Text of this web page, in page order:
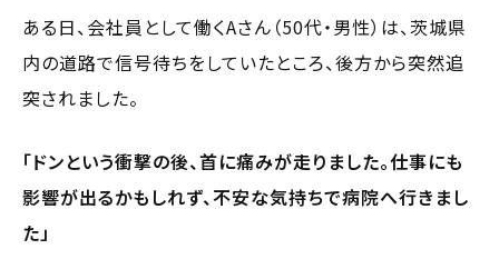
ある日、会社員として働くAさん（50代・男性）は、茨城県
内の道路で信号待ちをしていたところ、後方から突然追
突されました。
「ドンという衝撃の後、首に痛みが走りました。仕事にも
影響が出るかもしれず、不安な気持ちで病院へ行きまし
た」